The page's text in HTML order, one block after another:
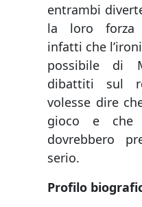
entrambi
la loro forza
infatti che
possibile di
dibattiti sul
volesse dire
gioco e che
dovrebbero
serio.
Profilo